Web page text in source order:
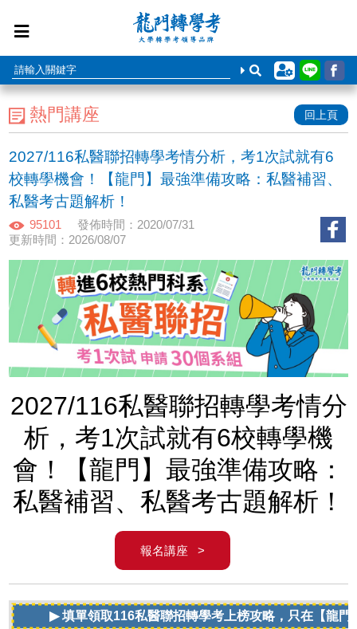
熱門講座 回上頁
2027/116私醫聯招轉學考情分析，考1次試就有6
校轉學機會！【龍門】最強準備攻略：私醫補習、
私醫考古題解析！
95101
發佈時間：2020/07/31
更新時間：2026/08/07
2027/116私醫聯招轉學考情分
析，考1次試就有6校轉學機
會！【龍門】最強準備攻略：
私醫補習、私醫考古題解析！
報名講座 >
▶ 填單領取116私醫聯招轉學考上榜攻略，只在【龍門】！